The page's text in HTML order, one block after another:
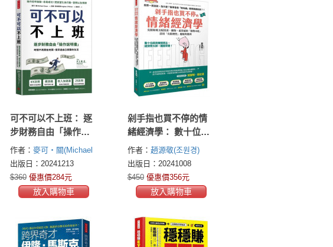
可不可以不上班： 逐
步財務自由「操作說
明書」，時間不再賣
給老闆，提早過自己
想要的生活
作者： 麥可・關(Michael
Quan)
出版日：20241213
$360 優惠價284元
放入購物車
剁手指也買不停的情
緒經濟學： 數十位諾
貝爾獎得主、經濟學
大師，鐵證背書！克
服暗地支配投資、購
物、虛榮錯覺的「動
物本能」，活用「有
作者： 趙源敬(조원경)
出版日：20241008
$450 優惠價356元
放入購物車